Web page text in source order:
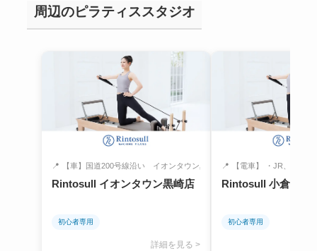
周辺のピラティススタジオ
📍 【車】国道200号線沿い イオンタウン黒...
Rintosull イオンタウン黒崎店
初心者専用
詳細を見る >
📍 【電車】 ・JR、北九
Rintosull 小倉店
初心者専用